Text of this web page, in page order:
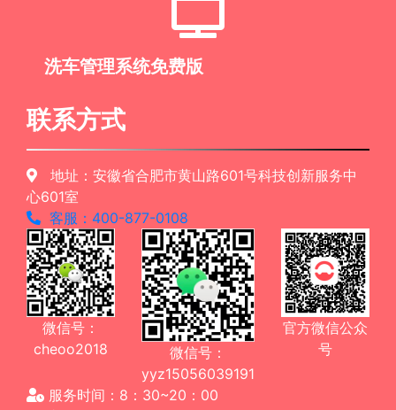
洗车管理系统免费版
联系方式
地址：安徽省合肥市黄山路601号科技创新服务中
心601室
客服：400-877-0108
微信号：
cheoo2018
微信号：
yyz15056039191
官方微信公众
号
服务时间：8：30~20：00